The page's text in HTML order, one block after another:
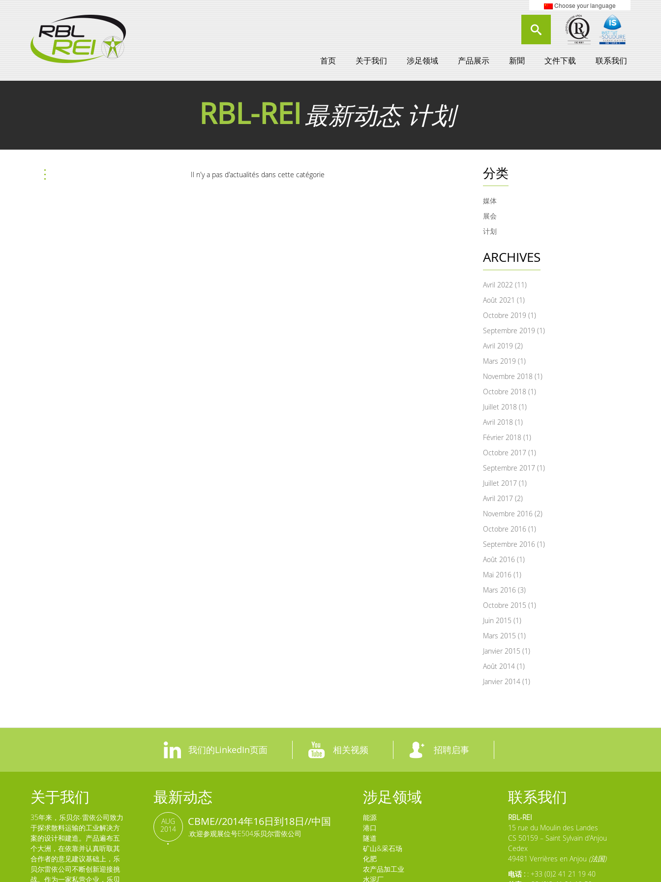
Choose your language
首页 关于我们 涉足领域 产品展示 新聞 文件下载 联系我们
RBL-REI最新动态 计划
Il n'y a pas d'actualités dans cette catégorie 分类
媒体
展会
计划
ARCHIVES
Avril 2022 (11)
Août 2021 (1)
Octobre 2019 (1)
Septembre 2019 (1)
Avril 2019 (2)
Mars 2019 (1)
Novembre 2018 (1)
Octobre 2018 (1)
Juillet 2018 (1)
Avril 2018 (1)
Février 2018 (1)
Octobre 2017 (1)
Septembre 2017 (1)
Juillet 2017 (1)
Avril 2017 (2)
Novembre 2016 (2)
Octobre 2016 (1)
Septembre 2016 (1)
Août 2016 (1)
Mai 2016 (1)
Mars 2016 (3)
Octobre 2015 (1)
Juin 2015 (1)
Mars 2015 (1)
Janvier 2015 (1)
Août 2014 (1)
Janvier 2014 (1)
我们的LinkedIn页面 相关视频 招聘启事
关于我们
35年来，乐贝尔-雷依公司致力
于探求散料运输的工业解决方
案的设计和建造。产品遍布五
个大洲，在依靠并认真听取其
合作者的意见建议基础上，乐
贝尔雷依公司不断创新迎接挑
战。作为一家私营企业，乐贝
最新动态
CBME//2014年16日到18日//中国
.欢迎参观展位号E504乐贝尔雷依公司
AUG
2014
涉足领域
能源
港口
隧道
矿山&采石场
化肥
农产品加工业
水泥厂
联系我们
RBL-REI
15 rue du Moulin des Landes
CS 50159 – Saint Sylvain d'Anjou
Cedex
49481 Verrières en Anjou (法国)
电话 : : +33 (0)2 41 21 19 40